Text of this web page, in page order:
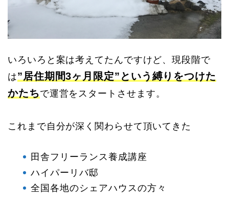
いろいろと案は考えてたんですけど、現段階で
は”居住期間3ヶ月限定”という縛りをつけた
かたちで運営をスタートさせます。
これまで自分が深く関わらせて頂いてきた
田舎フリーランス養成講座
ハイパーリバ邸
全国各地のシェアハウスの方々